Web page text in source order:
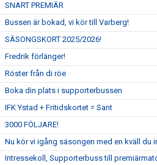
SNART PREMIÄR
Bussen är bokad, vi kör till Varberg!
SÄSONGSKORT 2025/2026!
Fredrik förlänger!
Röster från di röe
Boka din plats i supporterbussen
IFK Ystad + Fritidskortet = Sant
3000 FÖLJARE!
Nu kör vi igång säsongen med en kväll du
Intressekoll, Supporterbuss till